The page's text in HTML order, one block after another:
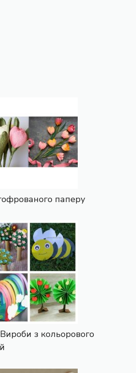
паперу
з кольорового